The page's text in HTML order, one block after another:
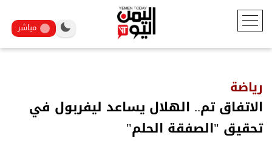
مباشر
رياضة
الاتفاق تم.. الهلال يساعد ليفربول في
تحقيق "الصفقة الحلم"